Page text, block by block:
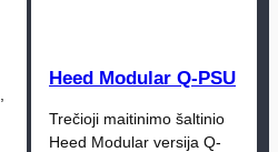
Heed Modular Q-PSU
Trečioji maitinimo šaltinio
Heed Modular versija Q-